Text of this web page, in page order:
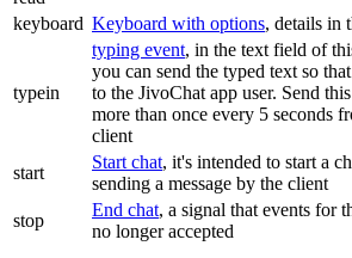
keyboard Keyboard with options, details in
typein
typing event, in the text field of
you can send the typed text so
to the JivoChat app user. Send
more than once every 5 seconds
client
start
Start chat, it's intended to start a
sending a message by the client
stop
End chat, a signal that events for
no longer accepted